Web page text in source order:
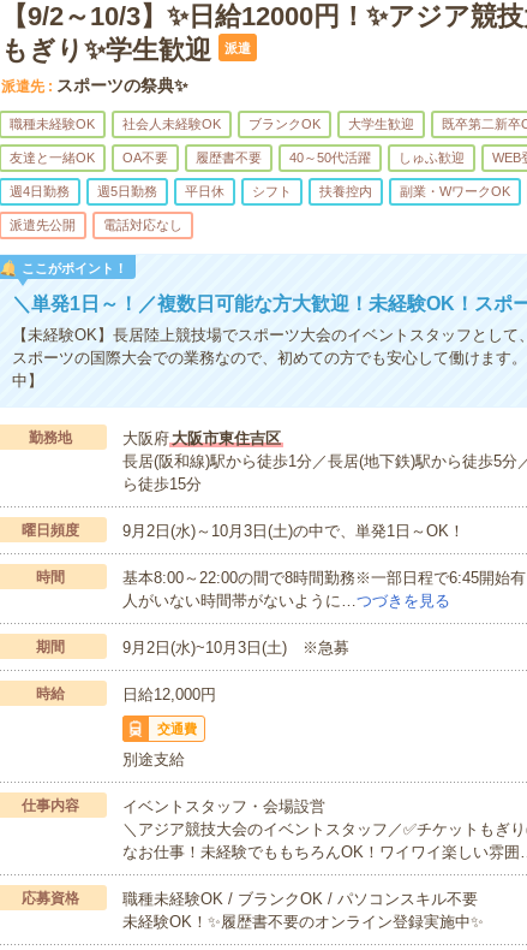
【9/2～10/3】✨日給12000円！✨アジア競
もぎり✨学生歓迎
派遣
派遣先 スポーツの祭典✨
職種未経験OK 社会人未経験OK ブランクOK 大学生歓迎 既卒第二新卒
友達と一緒OK OA不要 履歴書不要 40～50代活躍 しゅふ歓迎 WEB
週4日勤務 週5日勤務 平日休 シフト 扶養控内 副業・WワークOK
派遣先公開 電話対応なし
ここがポイント！
＼単発1日～！／複数日可能な方大歓迎！未経験OK！スポ
【未経験OK】長居陸上競技場でスポーツ大会のイベントスタッフとして
スポーツの国際大会での業務なので、初めての方でも安心して働けます
中】
勤務地 大阪府大阪市東住吉区
長居(阪和線)駅から徒歩1分／長居(地下鉄)駅から徒歩5分
ら徒歩15分
曜日頻度 9月2日(水)～10月3日(土)の中で、単発1日～OK！
時間
基本8:00～22:00の間で8時間勤務※一部日程で6:45開始
人がいない時間帯がないように…つづきを見る
期間 9月2日(水)~10月3日(土) ※急募
時給 日給12,000円
交通費
別途支給
仕事内容
イベントスタッフ・会場設営
＼アジア競技大会のイベントスタッフ／✅チケットもぎ
なお仕事！未経験でももちろんOK！ワイワイ楽しい雰
応募資格
職種未経験OK / ブランクOK / パソコンスキル不要
未経験OK！✨履歴書不要のオンライン登録実施中✨